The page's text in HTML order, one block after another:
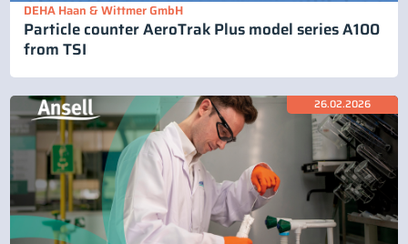
DEHA Haan & Wittmer GmbH
Particle counter AeroTrak Plus model series A100
from TSI
26.02.2026